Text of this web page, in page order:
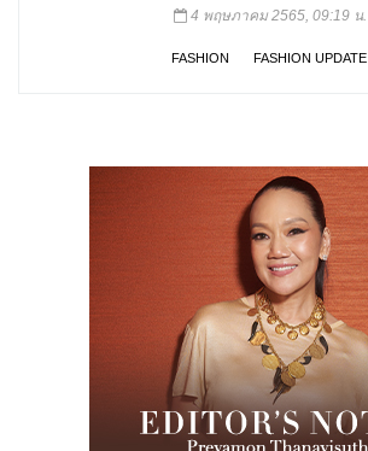
4 พฤษภาคม 2565, 09:19 น.
FASHION FASHION UPDATE